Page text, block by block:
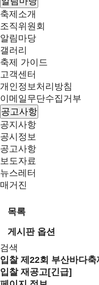
축제소개
조직위원회
알림마당
갤러리
축제 가이드
고객센터
개인정보처리방침
이메일무단수집거부
공고사항
공지사항
공시정보
공고사항
보도자료
뉴스레터
매거진
목록
게시판 옵션
검색
입찰 제22회 부산바다
입찰 재공고[긴급]